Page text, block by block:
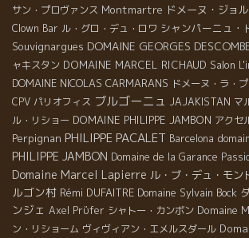
サン・プロヴァンス Montmartre ドメーヌ・ジョ
Clown Bar ル・グロ・デュ・ロワ シャンパーニュ・
Souvignargues DOMAINE GEORGES
ャキスタン DOMAINE MARCEL RICHAUD Salon
DOMAINE NICOLAS CARMARANS ドメーヌ・ラ・
CPV パリオフィス ブルゴーニュ JAJAKISTAN マ
ル・リショー DOMAINE PHILIPPE JAMBON アクセ
Perpignan PHILIPPE PACALET Barcelona
PHILIPPE JAMBON Domaine de la Garance
Domaine Marcel Lapierre ル・ブ・デュ・モン
ルゴン村 Rémi DUFAITRE Domaine Sylvain Bock
ンジェ Axel Prϋfer シャトー・カンボン Domaine
ン・リショーム ヴィヴィアン・エメルスダール